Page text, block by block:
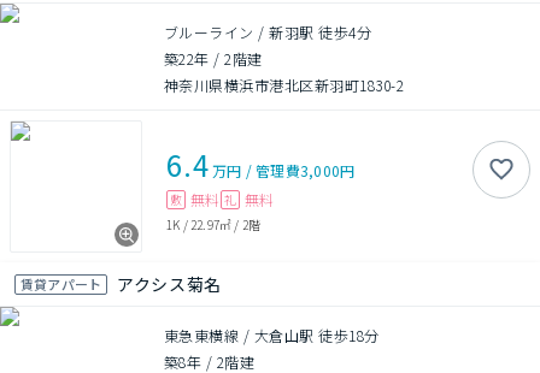
ブルーライン / 新羽駅 徒歩4分
築22年 /2階建
神奈川県横浜市港北区新羽町1830-2
6.4万円 /管理費3,000円
敷 無料 礼 無料
1K / 22.97㎡ / 2階
賃貸アパート アクシス菊名
東急東横線 / 大倉山駅 徒歩18分
築8年 / 2階建